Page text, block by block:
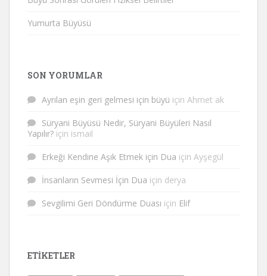
Yumurta Büyüsü
SON YORUMLAR
Ayrılan eşin geri gelmesi için büyü için Ahmet ak
Süryani Büyüsü Nedir, Süryani Büyüleri Nasıl
Yapılır? için ismail
Erkeği Kendine Aşık Etmek için Dua için Ayşegül
İnsanların Sevmesi İçin Dua için derya
Sevgilimi Geri Döndürme Duası için Elif
ETIKETLER